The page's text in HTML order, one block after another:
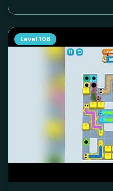
Level 106